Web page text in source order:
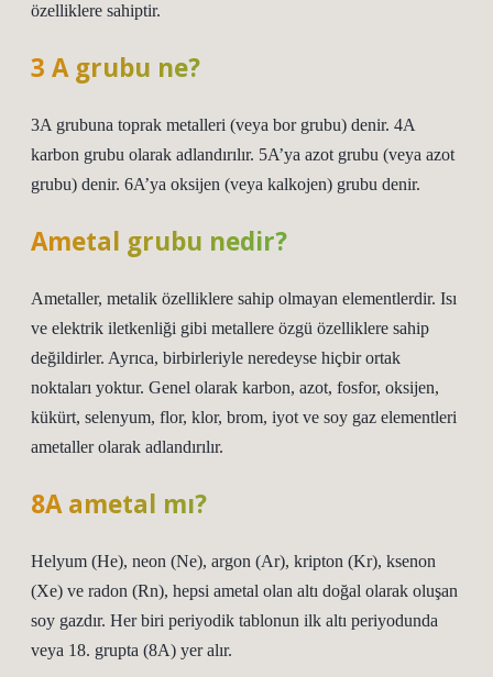
özelliklere sahiptir.
3 A grubu ne?
3A grubuna toprak metalleri (veya bor grubu) denir. 4A
karbon grubu olarak adlandırılır. 5A’ya azot grubu (veya azot
grubu) denir. 6A’ya oksijen (veya kalkojen) grubu denir.
Ametal grubu nedir?
Ametaller, metalik özelliklere sahip olmayan elementlerdir. Isı
ve elektrik iletkenliği gibi metallere özgü özelliklere sahip
değildirler. Ayrıca, birbirleriyle neredeyse hiçbir ortak
noktaları yoktur. Genel olarak karbon, azot, fosfor, oksijen,
kükürt, selenyum, flor, klor, brom, iyot ve soy gaz elementleri
ametaller olarak adlandırılır.
8A ametal mı?
Helyum (He), neon (Ne), argon (Ar), kripton (Kr), ksenon
(Xe) ve radon (Rn), hepsi ametal olan altı doğal olarak oluşan
soy gazdır. Her biri periyodik tablonun ilk altı periyodunda
veya 18. grupta (8A) yer alır.